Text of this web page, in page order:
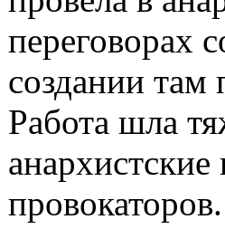
переговорах
создании там
Работа шла